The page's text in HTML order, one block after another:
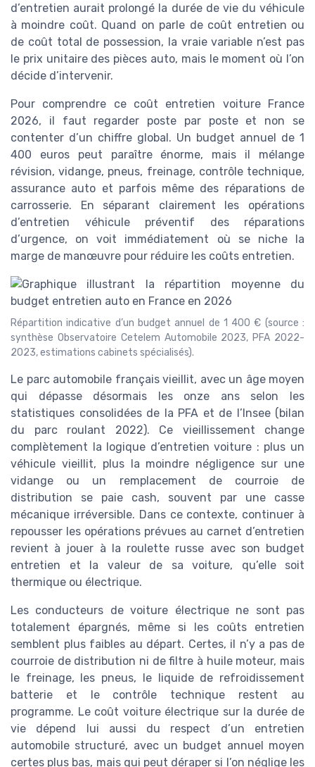
d’entretien aurait prolongé la durée de vie du véhicule
à moindre coût. Quand on parle de coût entretien ou
de coût total de possession, la vraie variable n’est pas
le prix unitaire des pièces auto, mais le moment où l’on
décide d’intervenir.
Pour comprendre ce coût entretien voiture France
2026, il faut regarder poste par poste et non se
contenter d’un chiffre global. Un budget annuel de 1
400 euros peut paraître énorme, mais il mélange
révision, vidange, pneus, freinage, contrôle technique,
assurance auto et parfois même des réparations de
carrosserie. En séparant clairement les opérations
d’entretien véhicule préventif des réparations
d’urgence, on voit immédiatement où se niche la
marge de manœuvre pour réduire les coûts entretien.
Répartition indicative d’un budget annuel de 1 400 € (source :
synthèse Observatoire Cetelem Automobile 2023, PFA 2022-
2023, estimations cabinets spécialisés).
Le parc automobile français vieillit, avec un âge moyen
qui dépasse désormais les onze ans selon les
statistiques consolidées de la PFA et de l’Insee (bilan
du parc roulant 2022). Ce vieillissement change
complètement la logique d’entretien voiture : plus un
véhicule vieillit, plus la moindre négligence sur une
vidange ou un remplacement de courroie de
distribution se paie cash, souvent par une casse
mécanique irréversible. Dans ce contexte, continuer à
repousser les opérations prévues au carnet d’entretien
revient à jouer à la roulette russe avec son budget
entretien et la valeur de sa voiture, qu’elle soit
thermique ou électrique.
Les conducteurs de voiture électrique ne sont pas
totalement épargnés, même si les coûts entretien
semblent plus faibles au départ. Certes, il n’y a pas de
courroie de distribution ni de filtre à huile moteur, mais
le freinage, les pneus, le liquide de refroidissement
batterie et le contrôle technique restent au
programme. Le coût voiture électrique sur la durée de
vie dépend lui aussi du respect d’un entretien
automobile structuré, avec un budget annuel moyen
certes plus bas, mais qui peut déraper si l’on néglige les